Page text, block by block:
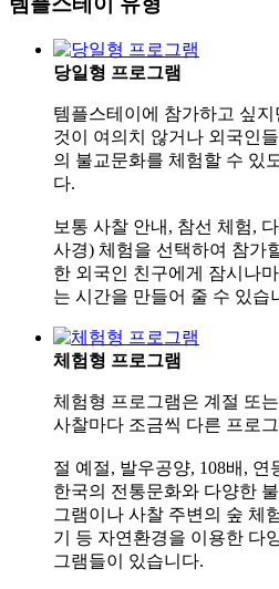
당일형 프로그램
템플스테이에 참가하고 싶
것이 여의치 않거나 외국인
의 불교문화를 체험할 수 있
다.
보통 사찰 안내, 참선 체험,
사경) 체험을 선택하여 참가
한 외국인 친구에게 잠시나
는 시간을 만들어 줄 수 있습
체험형 프로그램
체험형 프로그램은 계절 또
사찰마다 조금씩 다른 프로
절 예절, 발우공양, 108배,
한국의 전통문화와 다양한
그램이나 사찰 주변의 숲 체
기 등 자연환경을 이용한 다
그램들이 있습니다.